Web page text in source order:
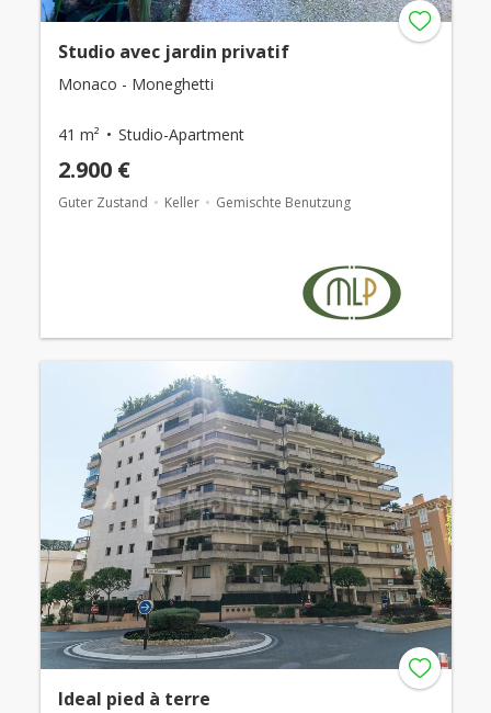
Studio avec jardin privatif
Monaco - Moneghetti
41 m² Studio-Apartment
2.900 €
Guter Zustand Keller Gemischte Benutzung
Ideal pied à terre